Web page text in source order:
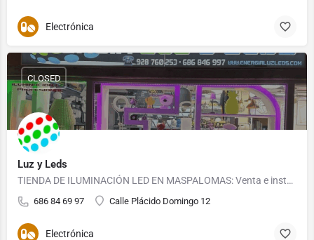
Electrónica
Luz y Leds
TIENDA DE ILUMINACIÓN LED EN MASPALOMAS: Venta e instalación de productos de LED en Maspalomas. Te…
686 84 69 97 Calle Plácido Domingo 12
CLOSED
Electrónica